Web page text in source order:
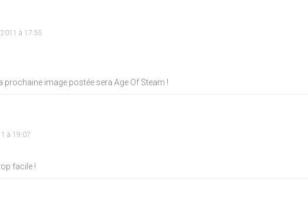
2011 à 17:55
prochaine image postée sera Age Of Steam !
à 19:07
facile !